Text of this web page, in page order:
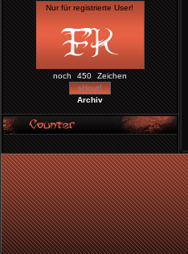
noch Zeichen
Archiv